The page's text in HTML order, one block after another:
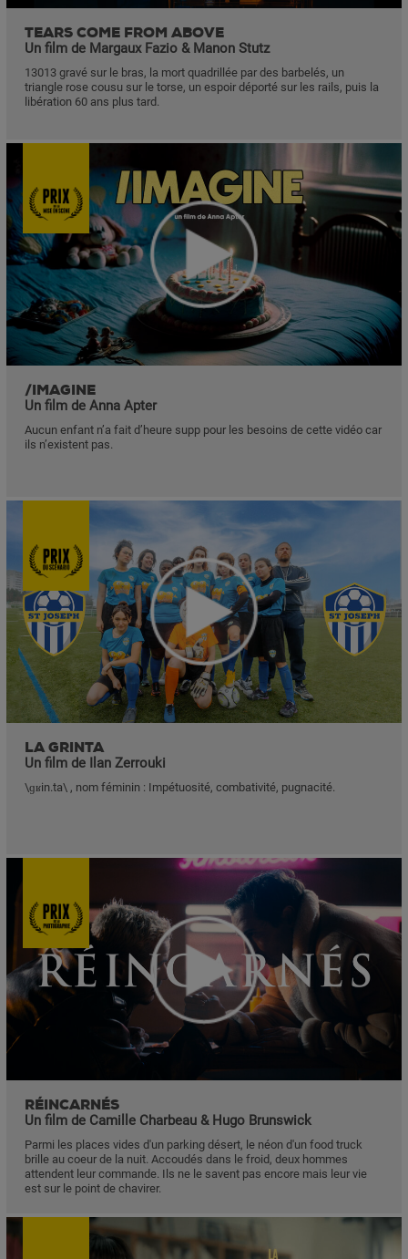
TEARS COME FROM ABOVE
Un film de Margaux Fazio & Manon Stutz
13013 gravé sur le bras, la mort quadrillée par des barbelés, un
triangle rose cousu sur le torse, un espoir déporté sur les rails, puis la
libération 60 ans plus tard.
/IMAGINE
Un film de Anna Apter
Aucun enfant n’a fait d’heure supp pour les besoins de cette vidéo car
ils n’existent pas.
LA GRINTA
Un film de Ilan Zerrouki
\ɡʁin.ta\ , nom féminin : Impétuosité, combativité, pugnacité.
RÉINCARNÉS
Un film de Camille Charbeau & Hugo Brunswick
Parmi les places vides d'un parking désert, le néon d'un food truck
brille au coeur de la nuit. Accoudés dans le froid, deux hommes
attendent leur commande. Ils ne le savent pas encore mais leur vie
est sur le point de chavirer.